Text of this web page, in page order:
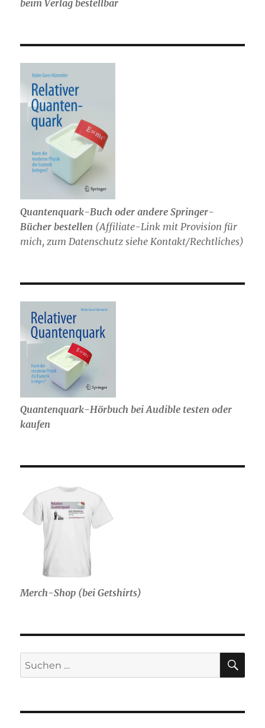
beim Verlag bestellbar
Quantenquark-Buch oder andere Springer-
Bücher bestellen (Affiliate-Link mit Provision für
mich, zum Datenschutz siehe Kontakt/Rechtliches)
Quantenquark-Hörbuch bei Audible testen oder
kaufen
Merch-Shop (bei Getshirts)
Suche
nach: